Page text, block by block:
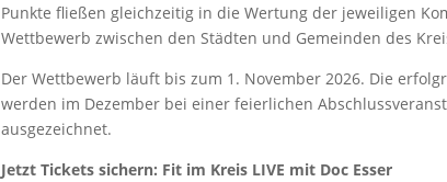
Punkte fließen gleichzeitig in die Wertung der jeweiligen
Wettbewerb zwischen den Städten und Gemeinden des
Der Wettbewerb läuft bis zum 1. November 2026. Die
werden im Dezember bei einer feierlichen
ausgezeichnet.
Jetzt Tickets sichern: Fit im Kreis LIVE mit Doc Esser